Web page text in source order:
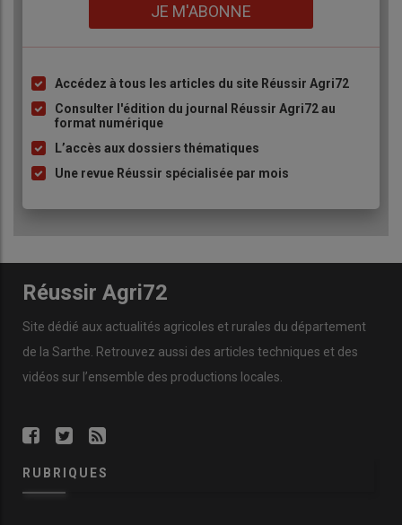
JE M'ABONNE
Liste
à
puce
Accédez à tous les articles du site Réussir Agri72
Consulter l'édition du journal Réussir Agri72 au
format numérique
L’accès aux dossiers thématiques
Une revue Réussir spécialisée par mois
Réussir Agri72
Site dédié aux actualités agricoles et rurales du département
de la Sarthe. Retrouvez aussi des articles techniques et des
vidéos sur l’ensemble des productions locales.
RUBRIQUES